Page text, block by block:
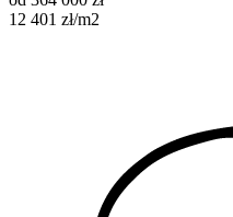
12 401 zł/m2